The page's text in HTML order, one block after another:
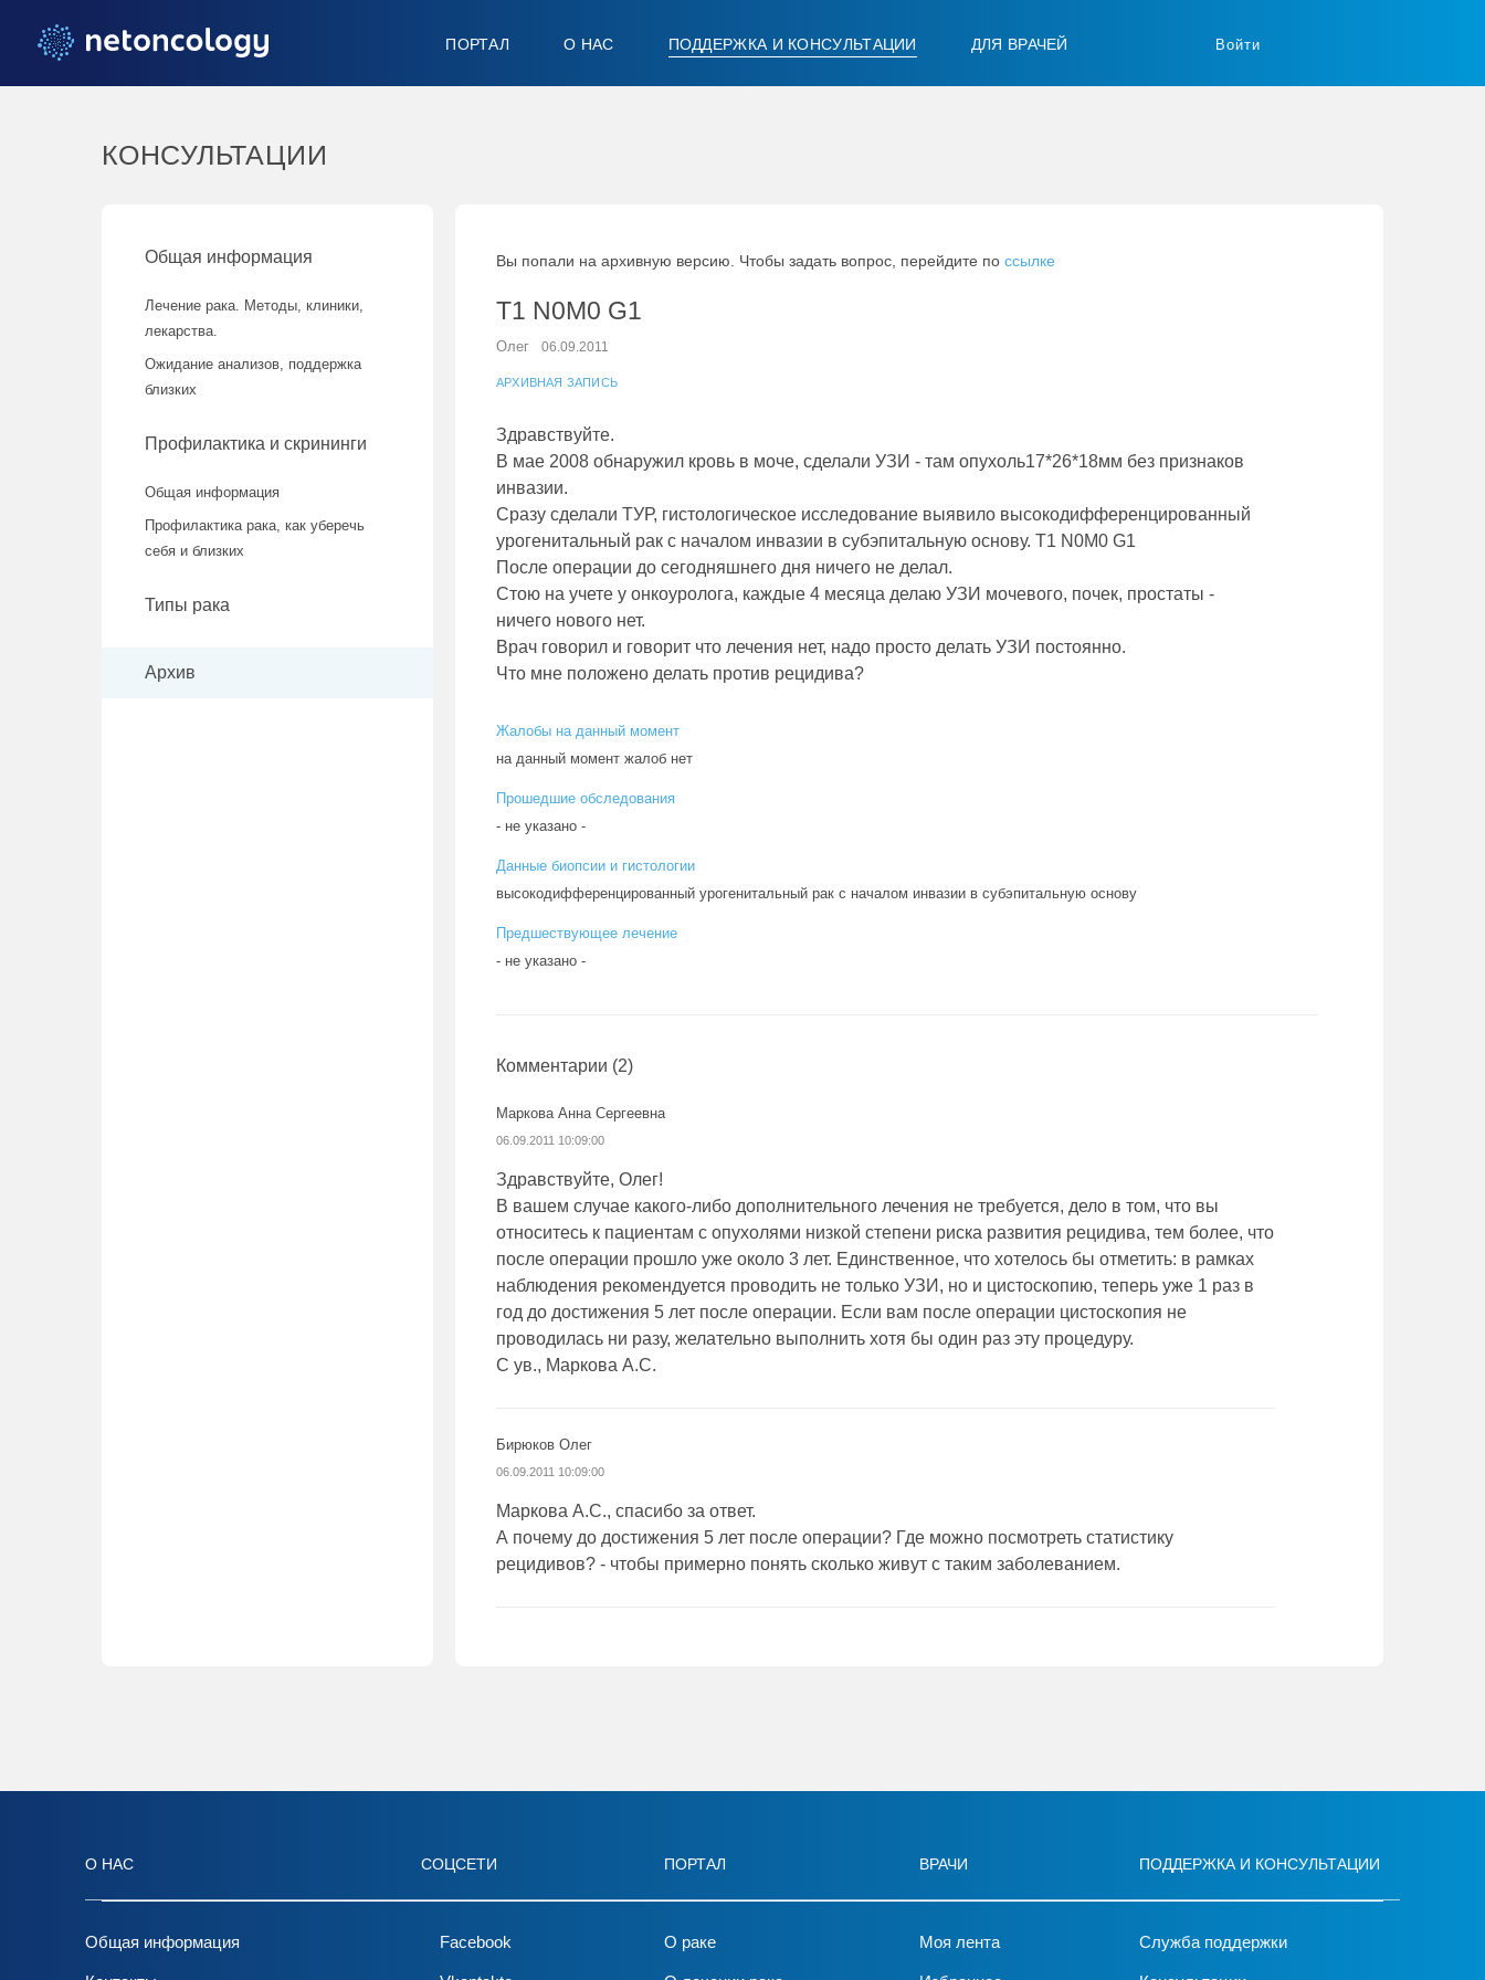
ПОРТАЛ О НАС ПОДДЕРЖКА И КОНСУЛЬТАЦИИ ДЛЯ ВРАЧЕЙ Войти
КОНСУЛЬТАЦИИ
Общая информация
Лечение рака. Методы, клиники,
лекарства.
Ожидание анализов, поддержка
близких
Профилактика и скрининги
Общая информация
Профилактика рака, как уберечь
себя и близких
Типы рака
Архив
Вы попали на архивную версию. Чтобы задать вопрос, перейдите по ссылке
T1 N0M0 G1
Олег 06.09.2011
АРХИВНАЯ ЗАПИСЬ
Здравствуйте.
В мае 2008 обнаружил кровь в моче, сделали УЗИ - там опухоль17*26*18мм без признаков
инвазии.
Сразу сделали ТУР, гистологическое исследование выявило высокодифференцированный
урогенитальный рак с началом инвазии в субэпитальную основу. T1 N0M0 G1
После операции до сегодняшнего дня ничего не делал.
Стою на учете у онкоуролога, каждые 4 месяца делаю УЗИ мочевого, почек, простаты -
ничего нового нет.
Врач говорил и говорит что лечения нет, надо просто делать УЗИ постоянно.
Что мне положено делать против рецидива?
Жалобы на данный момент
на данный момент жалоб нет
Прошедшие обследования
- не указано -
Данные биопсии и гистологии
высокодифференцированный урогенитальный рак с началом инвазии в субэпитальную основу
Предшествующее лечение
- не указано -
Комментарии (2)
Маркова Анна Сергеевна
06.09.2011 10:09:00
Здравствуйте, Олег!
В вашем случае какого-либо дополнительного лечения не требуется, дело в том, что вы
относитесь к пациентам с опухолями низкой степени риска развития рецидива, тем более, что
после операции прошло уже около 3 лет. Единственное, что хотелось бы отметить: в рамках
наблюдения рекомендуется проводить не только УЗИ, но и цистоскопию, теперь уже 1 раз в
год до достижения 5 лет после операции. Если вам после операции цистоскопия не
проводилась ни разу, желательно выполнить хотя бы один раз эту процедуру.
С ув., Маркова А.С.
Бирюков Олег
06.09.2011 10:09:00
Маркова А.С., спасибо за ответ.
А почему до достижения 5 лет после операции? Где можно посмотреть статистику
рецидивов? - чтобы примерно понять сколько живут с таким заболеванием.
О НАС
Общая информация
СОЦСЕТИ
Facebook
ПОРТАЛ
О раке
ВРАЧИ
Моя лента
ПОДДЕРЖКА И КОНСУЛЬТАЦИИ
Служба поддержки